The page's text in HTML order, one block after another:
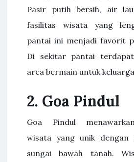
Pasir putih bersih, air
fasilitas wisata yang
pantai ini menjadi favorit
Di sekitar pantai
area bermain untuk
2. Goa Pindul
Goa Pindul
wisata yang unik dengan
sungai bawah tanah.